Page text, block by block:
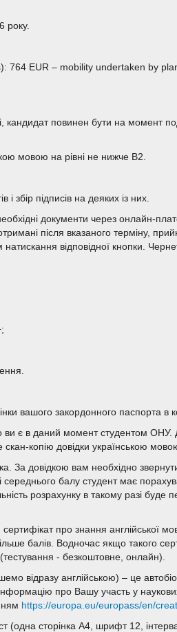
року.
764 EUR – mobility undertaken by
кандидат повинен бути на момент
мовою на рівні не нижче B2.
і збір підписів на деяких із них.
документи через онлайн-
після вказаного терміну,
відповідної кнопки.
вашого закордонного паспорта в
є в даний момент студентом ОНУ.
копію довідки українською
За довідкою вам необхідно
середнього балу студент має
розрахунку в такому разі буде
про знання англійської
балів. Водночас якщо такого
- безкоштовне, онлайн).
відразу англійською) – це
про Вашу участь у
https://europa.eu/europass/en/
(одна сторінка А4, шрифт 12,